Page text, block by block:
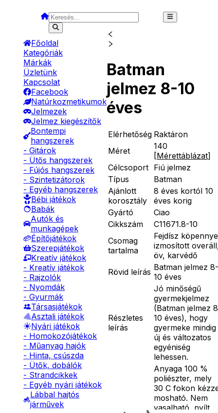
Főoldal
Kategóriák
Márkák
Üzletünk
Kapcsolat
Facebook
Natúrkozmetikumok
Jelmezek
Jelmez kiegészítők
Bontempi
hangszerek
- Gitárok
- Ütős hangszerek
- Fújós hangszerek
- Szintetizátorok
- Egyéb hangszerek
Bébi játékok
Babák
Autók és
munkagépek
Építőjátékok
Szerepjátékok
Kreatív játékok
- Kreatív játékok
- Rajzolók
- Nyomdák
- Gyurmák
Társasjátékok
Asztali játékok
Nyári játékok
- Homokozójátékok
- Műanyag hajók
- Hinta, csúszda
- Ütők, dobálók
- Strandcikkek
- Egyéb nyári játékok
Lábbal hajtós
járművek
Batman
jelmez 8-10
éves
Elérhetőség Raktáron
Méret
140
[Mérettáblázat]
Célcsoport Fiú jelmez
Típus
Batman
Ajánlott
korosztály
8 éves kortól 10
éves korig
Gyártó
Ciao
Cikkszám
C11671.8-10
Csomag
tartalma
Fejdísz
izmosított
öv, karvédő
Rövid leírás Batman jelmez 8-
10 éves
Részletes
leírás
Jó minőségű
gyermekjelmez
(Batman jelmez
10 éves), hogy
gyermeke mindig
új és változatos
egyéniség
lehessen.
Anyaga 100 %
poliészter, mely
30 C fokon
mosható. Nem
vasalható, nyílt